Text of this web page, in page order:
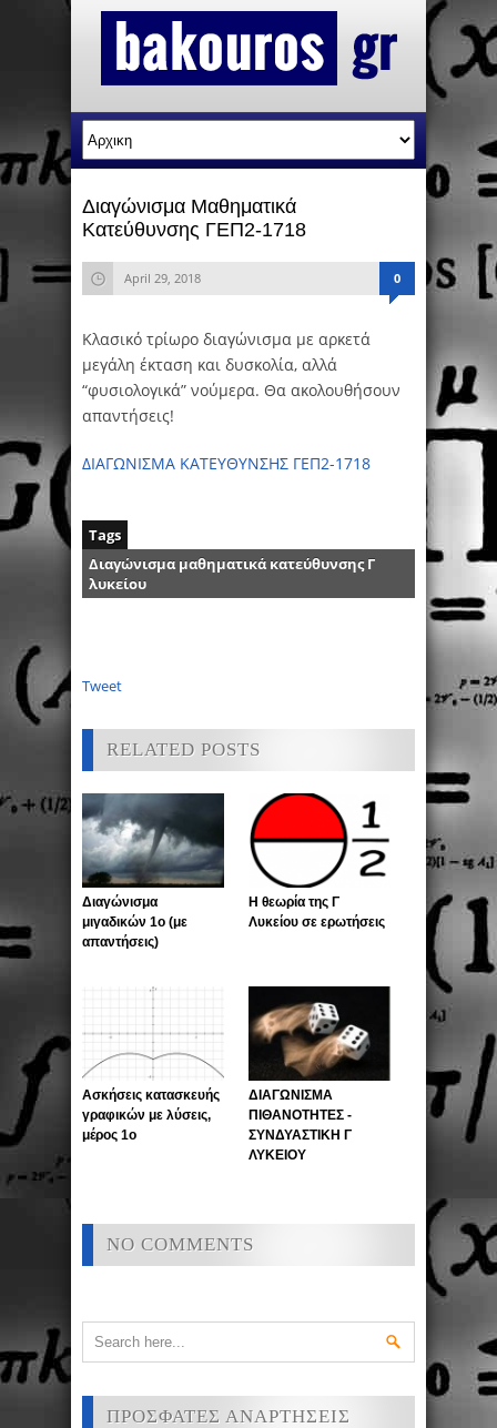
Διαγώνισμα Μαθηματικά
Κατεύθυνσης ΓΕΠ2-1718
April 29, 2018 0
Κλασικό τρίωρο διαγώνισμα με αρκετά
μεγάλη έκταση και δυσκολία, αλλά
“φυσιολογικά” νούμερα. Θα ακολουθήσουν
απαντήσεις!
ΔΙΑΓΩΝΙΣΜΑ ΚΑΤΕΥΘΥΝΣΗΣ ΓΕΠ2-1718
Tags
Διαγώνισμα μαθηματικά κατεύθυνσης Γ
λυκείου
Tweet
RELATED POSTS
Διαγώνισμα
μιγαδικών 1ο (με
απαντήσεις)
Η θεωρία της Γ
Λυκείου σε ερωτήσεις
Ασκήσεις κατασκευής
γραφικών με λύσεις,
μέρος 1ο
ΔΙΑΓΩΝΙΣΜΑ
ΠΙΘΑΝΟΤΗΤΕΣ -
ΣΥΝΔΥΑΣΤΙΚΗ Γ
ΛΥΚΕΙΟΥ
NO COMMENTS
ΠΡΟΣΦΑΤΕΣ ΑΝΑΡΤΗΣΕΙΣ